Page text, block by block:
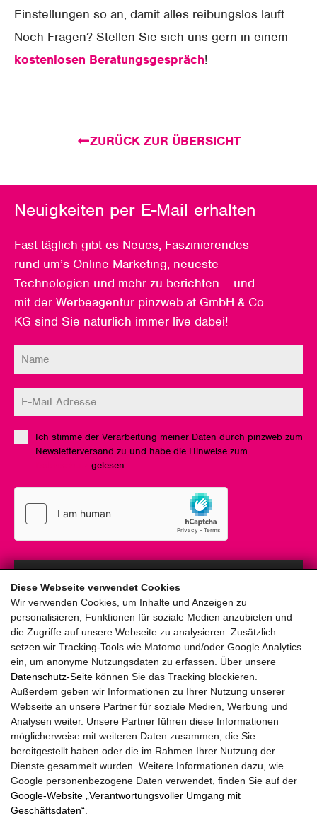
Diese Webseite verwendet Cookies
Wir verwenden Cookies, um Inhalte und Anzeigen zu
personalisieren, Funktionen für soziale Medien anzubieten und
die Zugriffe auf unsere Webseite zu analysieren. Zusätzlich
setzen wir Tracking-Tools wie Matomo und/oder Google Analytics
ein, um anonyme Nutzungsdaten zu erfassen. Über unsere
Datenschutz-Seite können Sie das Tracking blockieren.
Außerdem geben wir Informationen zu Ihrer Nutzung unserer
Webseite an unsere Partner für soziale Medien, Werbung und
Analysen weiter. Unsere Partner führen diese Informationen
möglicherweise mit weiteren Daten zusammen, die Sie
bereitgestellt haben oder die im Rahmen Ihrer Nutzung der
Dienste gesammelt wurden. Weitere Informationen dazu, wie
Google personenbezogene Daten verwendet, finden Sie auf der
Google‑Website „Verantwortungsvoller Umgang mit
Geschäftsdaten“
Einstellungen so an, damit alles reibungslos läuft.
Noch Fragen? Stellen Sie sich uns gern in einem
kostenlosen Beratungsgespräch!
ZURÜCK ZUR ÜBERSICHT
Neuigkeiten per E-Mail erhalten
Fast täglich gibt es Neues, Faszinierendes
rund um’s Online-Marketing, neueste
Technologien und mehr zu berichten – und
mit der Werbeagentur pinzweb.at GmbH & Co
KG sind Sie natürlich immer live dabei!
Ich stimme der Verarbeitung meiner Daten durch pinzweb zum
Newsletterversand zu und habe die Hinweise zum
gelesen.
Anmelden
pinzweb.at GmbH & Co KG
Raiffeisenstraße 4, 5671 Bruck an der Glocknerstraße
Rögergasse 36/6, 1090 Wien
T:+43 (0) 6545 20340
E:office@pinzweb.at
facebook instagram linkedin X